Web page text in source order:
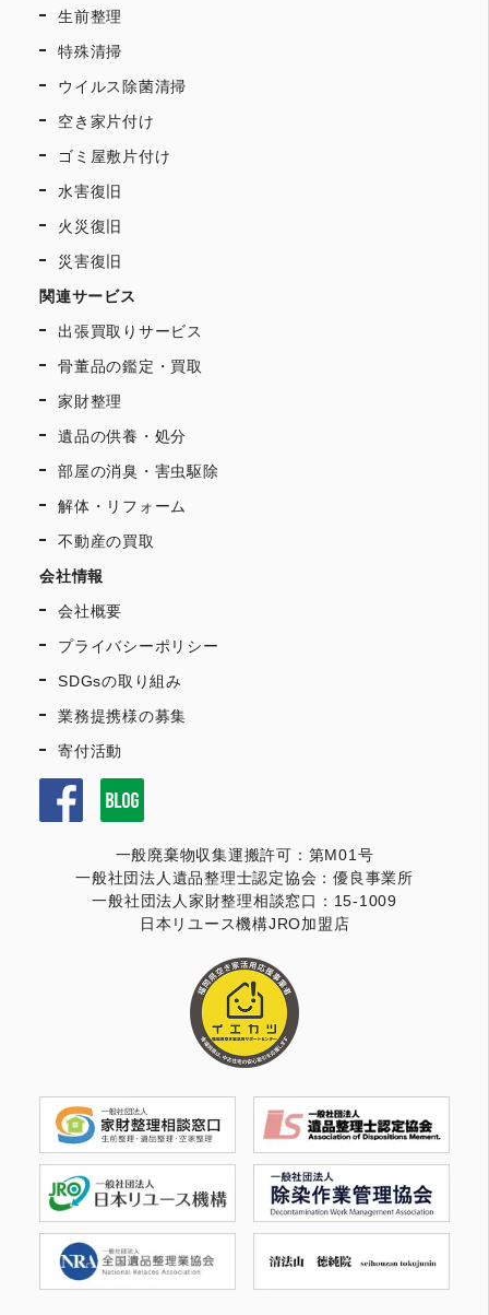
生前整理
特殊清掃
ウイルス除菌清掃
空き家片付け
ゴミ屋敷片付け
水害復旧
火災復旧
災害復旧
関連サービス
出張買取りサービス
骨董品の鑑定・買取
家財整理
遺品の供養・処分
部屋の消臭・害虫駆除
解体・リフォーム
不動産の買取
会社情報
会社概要
プライバシーポリシー
SDGsの取り組み
業務提携様の募集
寄付活動
一般廃棄物収集運搬許可：第M01号
一般社団法人遺品整理士認定協会：優良事業所
一般社団法人家財整理相談窓口：15-1009
日本リユース機構JRO加盟店